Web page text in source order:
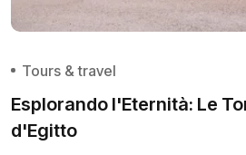
Tours & travel
Esplorando l'Eternità: Le
d'Egitto